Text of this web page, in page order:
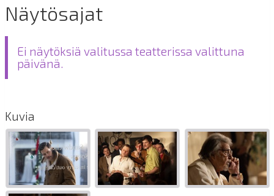
Näytösajat
Ei näytöksiä valitussa teatterissa valittuna
päivänä.
Kuvia